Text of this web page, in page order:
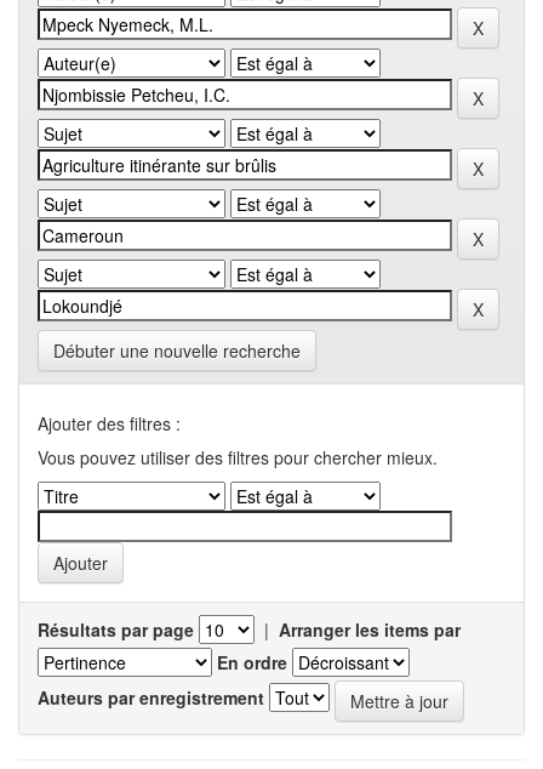
Débuter une nouvelle recherche
Ajouter des filtres :
Vous pouvez utiliser des filtres pour chercher mieux.
Résultats par page | Arranger les items par
En ordre
Auteurs par enregistrement